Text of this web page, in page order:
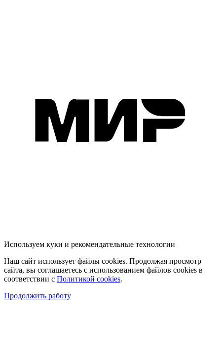
Используем куки и рекомендательные технологии
Наш сайт использует файлы cookies. Продолжая просмотр
сайта, вы соглашаетесь с использованием файлов cookies в
соответствии с Политикой cookies.
Продолжить работу